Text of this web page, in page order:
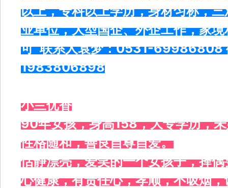
以上，专科以上学历，身材匀称，
业单位，大型国企、外企工作，家
可 联系人袁梦：0531-69986808
1983806898
小兰优香
90年女孩，身高158，大专学历，
性格随和，善良自尊自爱。
恬静漂亮，爱笑的一个女孩子，择
心健康，有责任心，孝顺，不吸烟